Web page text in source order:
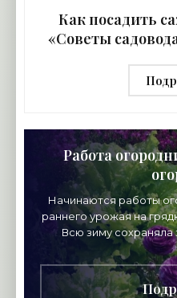
Как посадить
«Советы
Работа
Начинаются работы
раннего урожая на
Всю зиму
появились всходы